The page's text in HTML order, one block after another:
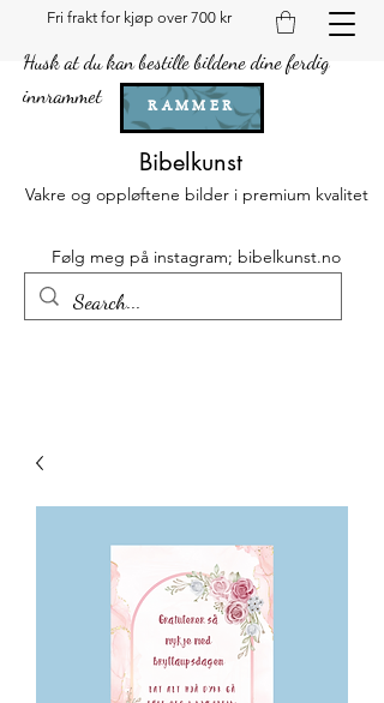
Fri frakt for kjøp over 700 kr
Husk at du kan bestille bildene dine ferdig
innrammet
RAMMER
Bibelkunst
Vakre og oppløftene bilder i premium kvalitet
Følg meg på instagram; bibelkunst.no